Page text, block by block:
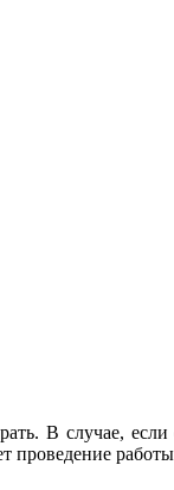
В случае, если
проведение